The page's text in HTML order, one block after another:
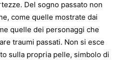
Del sogno passato non
come quelle mostrate dai
quelle dei personaggi che
traumi passati. Non si esce
sulla propria pelle, simbolo di